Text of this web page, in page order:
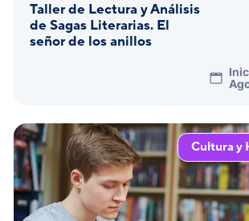
Taller de Lectura y Análisis
de Sagas Literarias. El
señor de los anillos
Cultura y